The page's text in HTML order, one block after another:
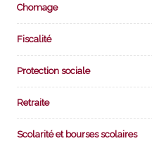
Chomage
Fiscalité
Protection sociale
Retraite
Scolarité et bourses scolaires